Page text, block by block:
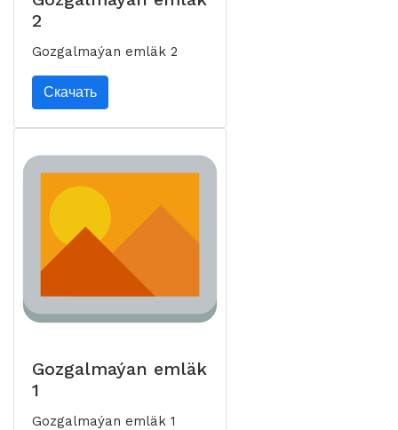
2
Gozgalmaýan emläk 2
Скачать
Gozgalmaýan emläk
1
Gozgalmaýan emläk 1